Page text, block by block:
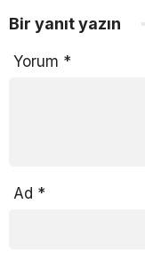
Bir yanıt yazın
Yorum *
Ad *